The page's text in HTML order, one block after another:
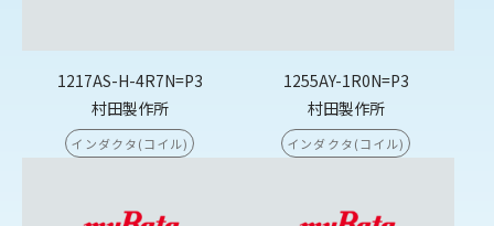
1217AS-H-4R7N=P3
村田製作所
インダクタ(コイル)
1255AY-1R0N=P3
村田製作所
インダクタ(コイル)